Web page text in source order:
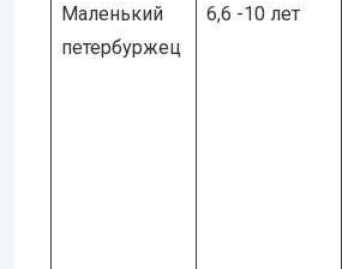
Маленький
петербуржец
6,6 -10 лет